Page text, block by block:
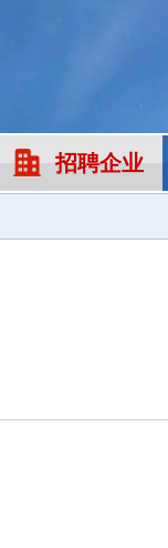
招聘企业